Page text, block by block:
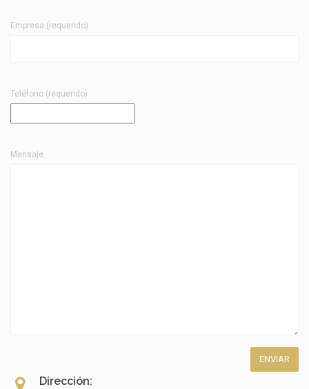
Empresa (requerido)
Teléfono (requerido)
Mensaje
Dirección: